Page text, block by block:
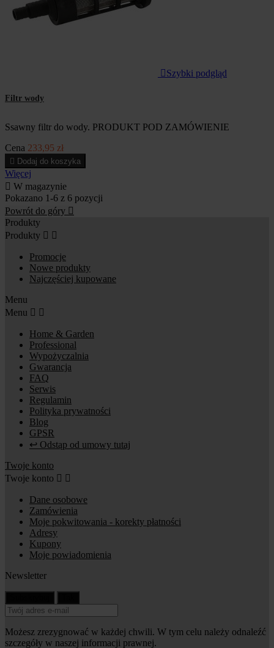
 Szybki podgląd
Filtr wody
Ssawny filtr do wody. PRODUKT POD ZAMÓWIENIE
Cena 233,95 zł
 Dodaj do koszyka
Więcej
 W magazynie
Pokazano 1-6 z 6 pozycji
Powrót do góry 
Produkty
Produkty  
Promocje
Nowe produkty
Najczęściej kupowane
Menu
Menu  
Home & Garden
Professional
Wypożyczalnia
Gwarancja
FAQ
Serwis
Regulamin
Polityka prywatności
Blog
GPSR
↩ Odstąp od umowy tutaj
Twoje konto
Twoje konto  
Dane osobowe
Zamówienia
Moje pokwitowania - korekty płatności
Adresy
Kupony
Moje powiadomienia
Newsletter
Możesz zrezygnować w każdej chwili. W tym celu należy odnaleźć
szczegóły w naszej informacji prawnej.